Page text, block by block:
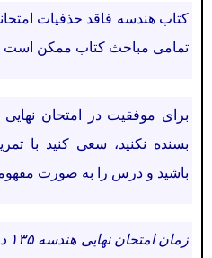
کتاب هندسه فاقد حذفیات
تمامی مباحث کتاب ممکن است
برای موفقیت در امتحان
بسنده نکنید، سعی کنید با
باشید و درس را به صورت
زمان امتحان نهایی هندسه ۱۳۵ دقیقه